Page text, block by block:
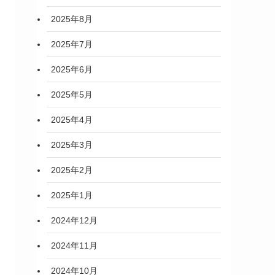
2025年8月
2025年7月
2025年6月
2025年5月
2025年4月
2025年3月
2025年2月
2025年1月
2024年12月
2024年11月
2024年10月